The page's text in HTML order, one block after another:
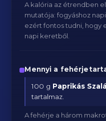
A kalória az étrendben
mutatója: fogyáshoz
ezért fontos tudni, hogy
napi keretből.
Mennyi a
100 g Paprikás
tartalmaz.
A fehérje a három